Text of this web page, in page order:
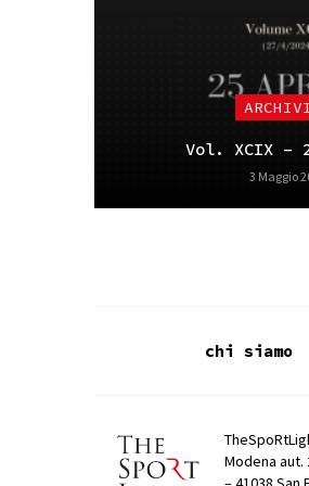
Vol. XCIX –
3 Maggio
chi siamo
Modena aut.